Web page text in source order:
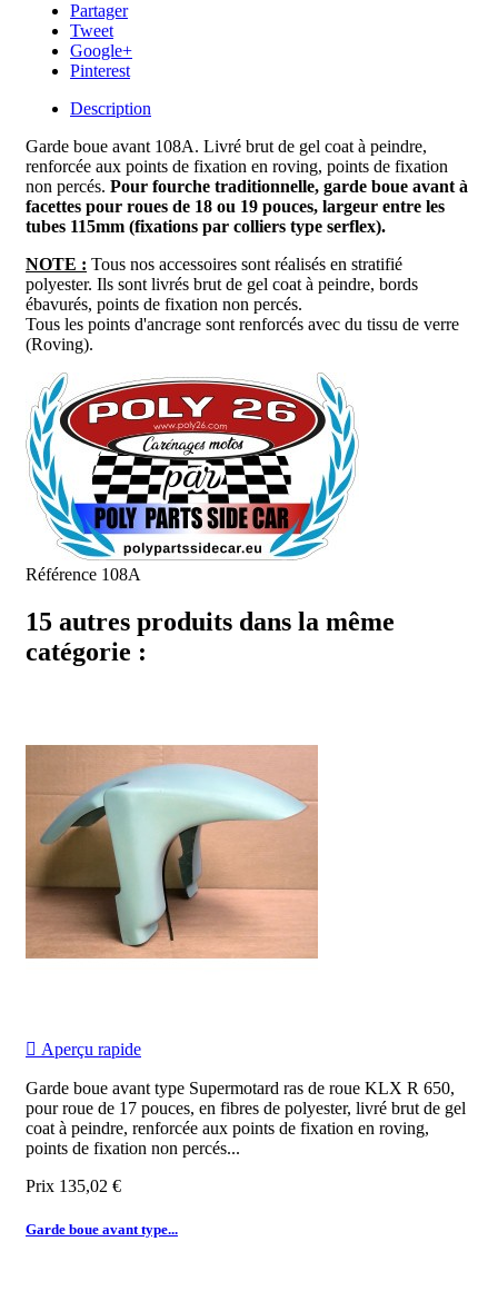
Partager
Tweet
Google+
Pinterest
Description
Garde boue avant 108A. Livré brut de gel coat à peindre,
renforcée aux points de fixation en roving, points de fixation
non percés. Pour fourche traditionnelle, garde boue avant à
facettes pour roues de 18 ou 19 pouces, largeur entre les
tubes 115mm (fixations par colliers type serflex).
NOTE : Tous nos accessoires sont réalisés en stratifié
polyester. Ils sont livrés brut de gel coat à peindre, bords
ébavurés, points de fixation non percés.
Tous les points d'ancrage sont renforcés avec du tissu de verre
(Roving).
Référence 108A
15 autres produits dans la même
catégorie :
 Aperçu rapide
Garde boue avant type Supermotard ras de roue KLX R 650,
pour roue de 17 pouces, en fibres de polyester, livré brut de gel
coat à peindre, renforcée aux points de fixation en roving,
points de fixation non percés...
Prix 135,02 €
Garde boue avant type...